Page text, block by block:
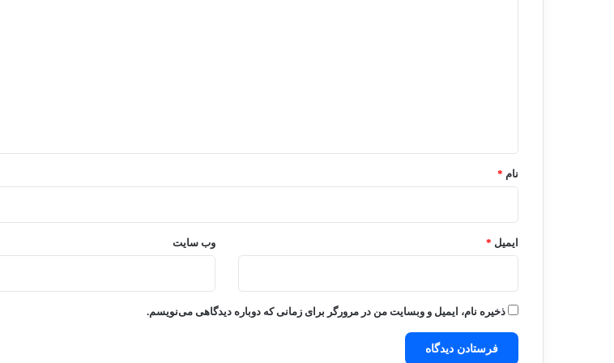
نام *
ایمیل * وب‌ سایت
ذخیره نام، ایمیل و وبسایت من در مرورگر برای زمانی که دوباره دیدگاهی می‌نویسم.